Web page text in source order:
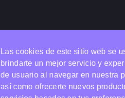
Necesitas ayuda?
Chatea con nosotros
Las cookies de este sitio web se
brindarte un mejor servicio y
de usuario al navegar en nuestra
así como ofrecerte nuevos